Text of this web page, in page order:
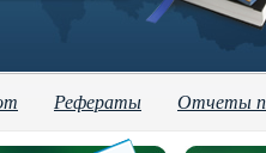
Рефераты Отчеты